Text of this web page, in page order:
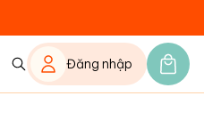
Đăng nhập